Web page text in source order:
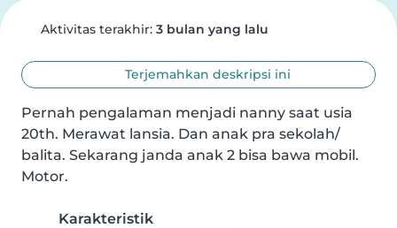
Aktivitas terakhir: 3 bulan yang lalu
Terjemahkan deskripsi ini
Pernah pengalaman menjadi nanny saat usia
20th. Merawat lansia. Dan anak pra sekolah/
balita. Sekarang janda anak 2 bisa bawa mobil.
Motor.
Karakteristik